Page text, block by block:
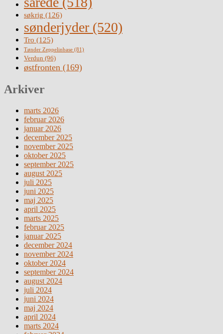
søkrig (126)
sønderjyder (520)
Tro (125)
Tønder Zeppelinbase (81)
Verdun (96)
østfronten (169)
Arkiver
marts 2026
februar 2026
januar 2026
december 2025
november 2025
oktober 2025
september 2025
august 2025
juli 2025
juni 2025
maj 2025
april 2025
marts 2025
februar 2025
januar 2025
december 2024
november 2024
oktober 2024
september 2024
august 2024
juli 2024
juni 2024
maj 2024
april 2024
marts 2024